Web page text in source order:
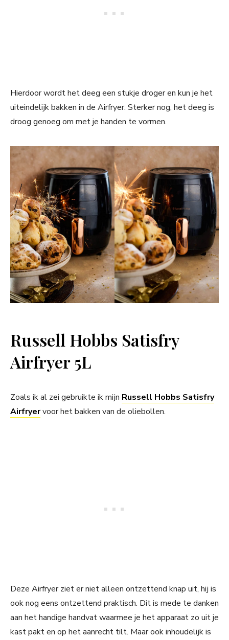
Hierdoor wordt het deeg een stukje droger en kun je het
uiteindelijk bakken in de Airfryer. Sterker nog, het deeg is
droog genoeg om met je handen te vormen.
Russell Hobbs Satisfry
Airfryer 5L
Zoals ik al zei gebruikte ik mijn Russell Hobbs Satisfry
Airfryervoor het bakken van de oliebollen.
Deze Airfryer ziet er niet alleen ontzettend knap uit, hij is
ook nog eens ontzettend praktisch. Dit is mede te danken
aan het handige handvat waarmee je het apparaat zo uit je
kast pakt en op het aanrecht tilt. Maar ook inhoudelijk is